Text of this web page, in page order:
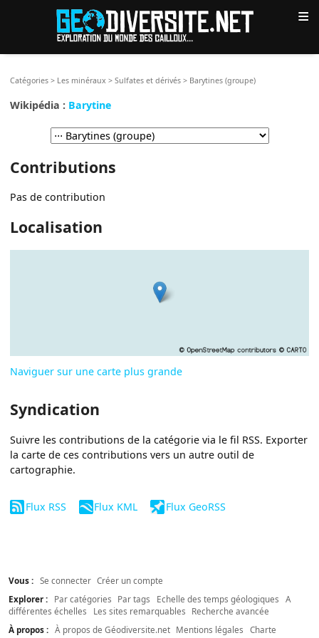
≡
Catégories > Les minéraux >Sulfates et dérivés > Barytines (groupe)
Wikipédia : Barytine
Contributions
Pas de contribution
Localisation
Naviguer sur une carte plus grande
Syndication
Suivre les contributions de la catégorie via le fil RSS. Exporter
la carte de ces contributions vers un autre outil de
cartographie.
Flux RSS Flux KML Flux GeoRSS
Vous : Se connecter Créer un compte
Explorer :
Par catégories Par tags Echelle des temps géologiques
A
différentes échelles
Les sites remarquables
Recherche avancée
À propos : À propos de Géodiversite.net Mentions légales
Charte